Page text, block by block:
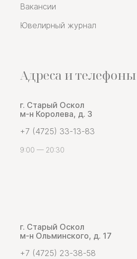
Вакансии
Ювелирный журнал
Адреса и телефоны
г. Старый Оскол
м-н Королева, д. 3
+7 (4725) 33-13-83
9:00 — 20:30
г. Старый Оскол
м-н Ольминского, д. 17
+7 (4725) 23-38-58